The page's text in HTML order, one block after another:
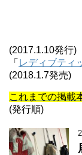
(2017.1.10発行)
「 レディブティ
(2018.1.7発売)
これまでの掲載
(発行順)